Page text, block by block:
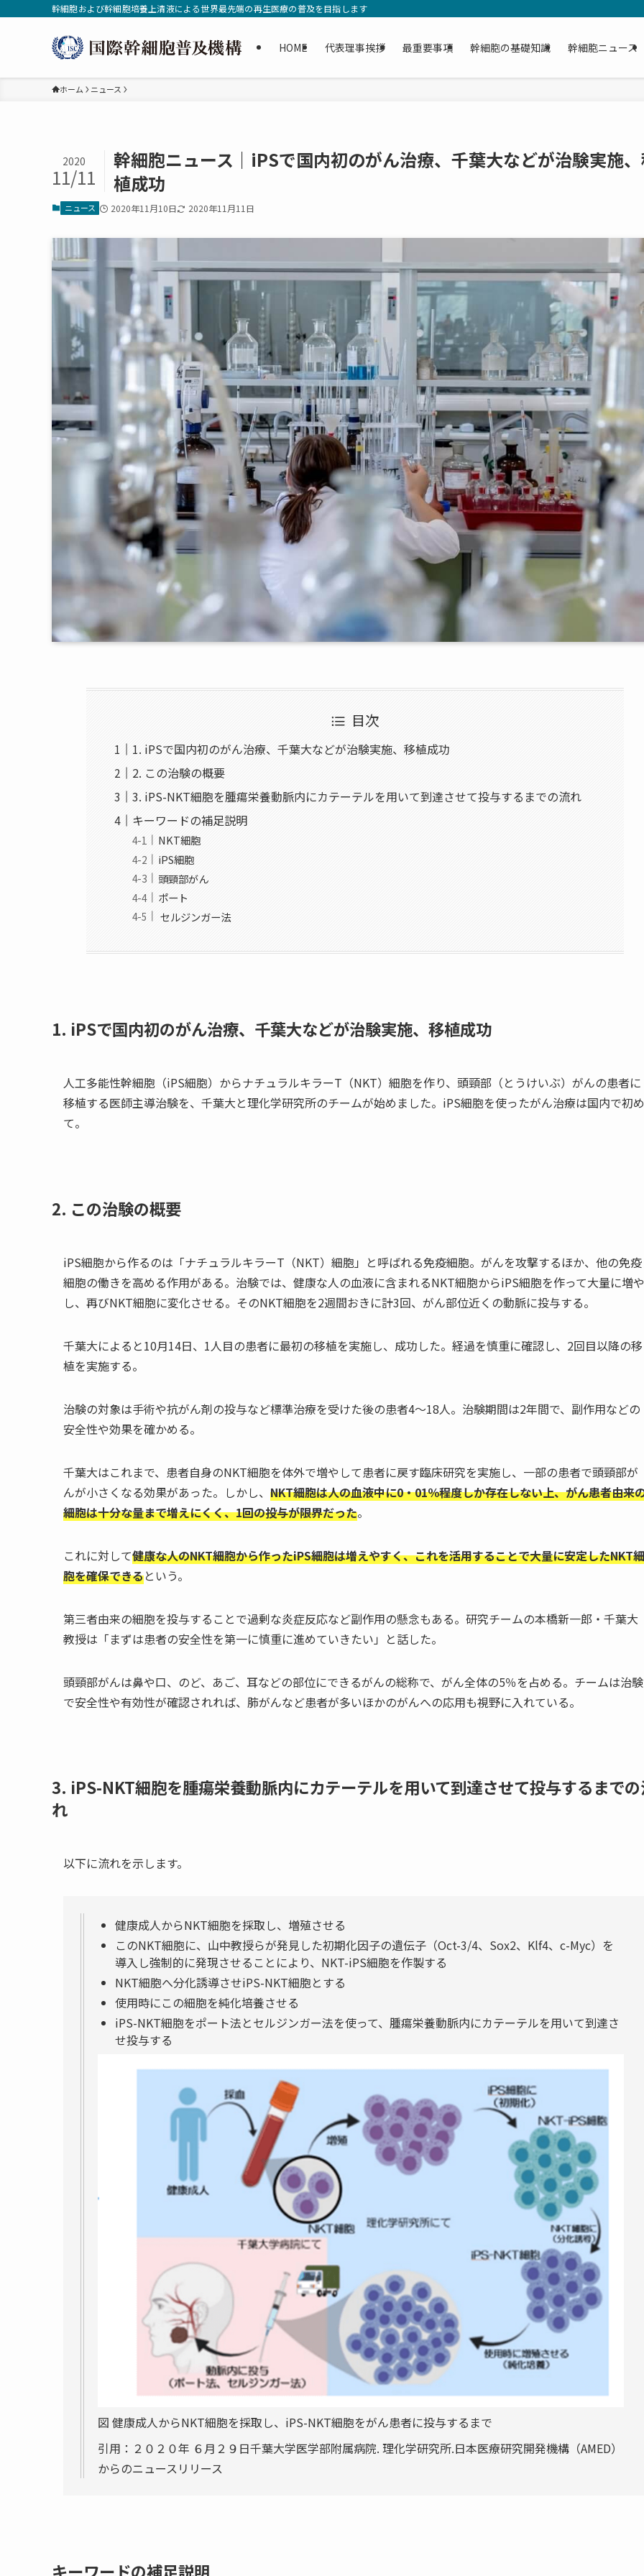
幹細胞および幹細胞培養上清液による世界最先端の再生医療の普及を目指します
HOME 代表理事挨拶 最重要事項 幹細胞の基礎知識 幹細胞ニュース
ホーム ニュース
幹細胞ニュース｜iPSで国内初のがん治療、千葉大などが治験実施
植成功
2020
11/11
ニュース 2020年11月10日 2020年11月11日
目次
1. iPSで国内初のがん治療、千葉大などが治験実施、移植成功
2. この治験の概要
3. iPS-NKT細胞を腫瘍栄養動脈内にカテーテルを用いて到達させて投与するまでの流れ
キーワードの補足説明
NKT細胞
iPS細胞
頭頸部がん
ポート
セルジンガー法
1. iPSで国内初のがん治療、千葉大などが治験実施、移植成功
人工多能性幹細胞（iPS細胞）からナチュラルキラーT（NKT）細胞を作り、頭頸部（とうけいぶ）がんの患者に
移植する医師主導治験を、千葉大と理化学研究所のチームが始めました。iPS細胞を使ったがん治療は国内で初め
て。
2. この治験の概要
iPS細胞から作るのは「ナチュラルキラーT（NKT）細胞」と呼ばれる免疫細胞。がんを攻撃するほか、他の免疫
細胞の働きを高める作用がある。治験では、健康な人の血液に含まれるNKT細胞からiPS細胞を作って大量に増や
し、再びNKT細胞に変化させる。そのNKT細胞を2週間おきに計3回、がん部位近くの動脈に投与する。
千葉大によると10月14日、1人目の患者に最初の移植を実施し、成功した。経過を慎重に確認し、2回目以降の移
植を実施する。
治験の対象は手術や抗がん剤の投与など標準治療を受けた後の患者4～18人。治験期間は2年間で、副作用などの
安全性や効果を確かめる。
千葉大はこれまで、患者自身のNKT細胞を体外で増やして患者に戻す臨床研究を実施し、一部の患者で頭頸部が
んが小さくなる効果があった。しかし、 NKT細胞は人の血液中に0・01％程度しか存在しない上、がん患者由来
細胞は十分な量まで増えにくく、1回の投与が限界だった。
これに対して健康な人のNKT細胞から作ったiPS細胞は増えやすく、これを活用することで大量に安定したNKT細
胞を確保できるという。
第三者由来の細胞を投与することで過剰な炎症反応など副作用の懸念もある。研究チームの本橋新一郎・千葉大
教授は「まずは患者の安全性を第一に慎重に進めていきたい」と話した。
頭頸部がんは鼻や口、のど、あご、耳などの部位にできるがんの総称で、がん全体の5％を占める。チームは治験
で安全性や有効性が確認されれば、肺がんなど患者が多いほかのがんへの応用も視野に入れている。
3. iPS-NKT細胞を腫瘍栄養動脈内にカテーテルを用いて到達させて投与するまで
れ
以下に流れを示します。
健康成人からNKT細胞を採取し、増殖させる
このNKT細胞に、山中教授らが発見した初期化因子の遺伝子（Oct-3/4、Sox2、Klf4、c-Myc）を
導入し強制的に発現させることにより、NKT-iPS細胞を作製する
NKT細胞へ分化誘導させiPS-NKT細胞とする
使用時にこの細胞を純化培養させる
iPS-NKT細胞をポート法とセルジンガー法を使って、腫瘍栄養動脈内にカテーテルを用いて到達さ
せ投与する
図 健康成人からNKT細胞を採取し、iPS-NKT細胞をがん患者に投与するまで
引用：２０２０年 ６月２９日千葉大学医学部附属病院. 理化学研究所.日本医療研究開発機構（AMED）
からのニュースリリース
キーワードの補足説明